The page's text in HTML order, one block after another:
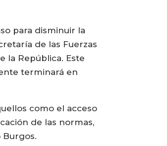
para disminuir la
de las Fuerzas
la República. Este
terminará en
como el acceso
de las normas,
Burgos.